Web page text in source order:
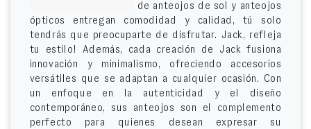
de anteojos de sol y anteojos
ópticos entregan comodidad y calidad, tú solo
tendrás que preocuparte de disfrutar. Jack, refleja
tu estilo! Además, cada creación de Jack fusiona
innovación y minimalismo, ofreciendo accesorios
versátiles que se adaptan a cualquier ocasión. Con
un enfoque en la autenticidad y el diseño
contemporáneo, sus anteojos son el complemento
perfecto para quienes desean expresar su